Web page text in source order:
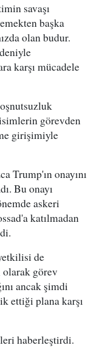
savaşı
başka
olan budur.
karşı mücadele
görevden
girişimiyle
Trump'ın onayını
Bu onayı
askeri
katılmadan
de
olarak görev
ancak şimdi
ettiği plana karşı
haberleştirdi.